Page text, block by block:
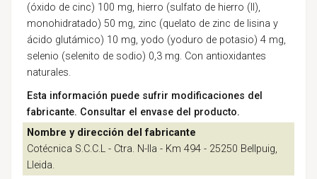
(óxido de cinc) 100 mg, hierro (sulfato de hierro (II),
monohidratado) 50 mg, zinc (quelato de zinc de lisina y
ácido glutámico) 10 mg, yodo (yoduro de potasio) 4 mg,
selenio (selenito de sodio) 0,3 mg. Con antioxidantes
naturales.
Esta información puede sufrir modificaciones del
fabricante. Consultar el envase del producto.
Nombre y dirección del fabricante
Cotécnica S.C.C.L - Ctra. N-lla - Km 494 - 25250 Bellpuig,
Lleida.